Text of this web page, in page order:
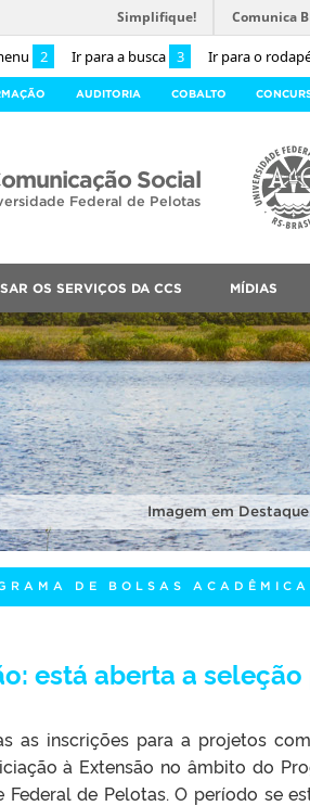
2 Ir para a busca 3 Ir para o
Simplifique! Comunica
AUDITORIA COBALTO
Social
Federal de Pelotas
OS SERVIÇOS DA CCS MÍDIAS
Imagem em
DE BOLSAS
está aberta a
as inscrições para a projetos
à Extensão no âmbito do
Federal de Pelotas. O período se